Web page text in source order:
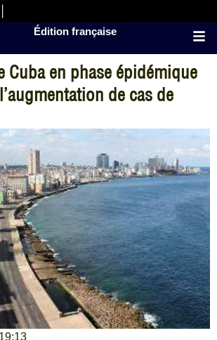
Édition française
Cuba en phase épidémique
de cas de
19:13